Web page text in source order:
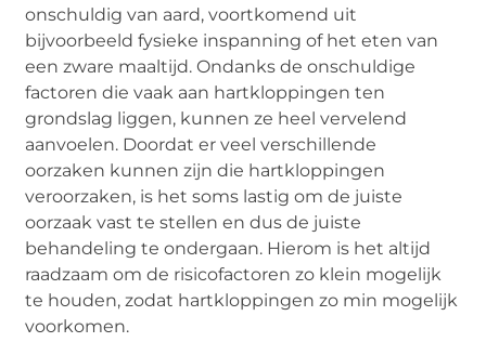
onschuldig van aard, voortkomend uit
bijvoorbeeld fysieke inspanning of het eten van
een zware maaltijd. Ondanks de onschuldige
factoren die vaak aan hartkloppingen ten
grondslag liggen, kunnen ze heel vervelend
aanvoelen. Doordat er veel verschillende
oorzaken kunnen zijn die hartkloppingen
veroorzaken, is het soms lastig om de juiste
oorzaak vast te stellen en dus de juiste
behandeling te ondergaan. Hierom is het altijd
raadzaam om de risicofactoren zo klein mogelijk
te houden, zodat hartkloppingen zo min mogelijk
voorkomen.